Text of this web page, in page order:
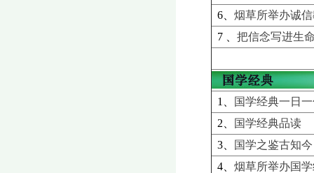
6、 烟草所举办诚
7 、 把信念写进生
1、
国学经典一日
2、
国学经典品读
3、
国学之鉴古知今
4、 烟草所举办国